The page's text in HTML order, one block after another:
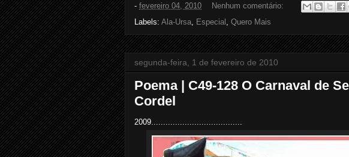
b
o
k
t
e
r
e
r
e
s
t
e
- fevereiro 04, 2010
Nenhum comentário:
Labels: Ala-Ursa Especial Quero Mais
segunda-feira, 1 de fevereiro de 2010
Poema | C49-128 O Carnaval de
Cordel
2009......................................